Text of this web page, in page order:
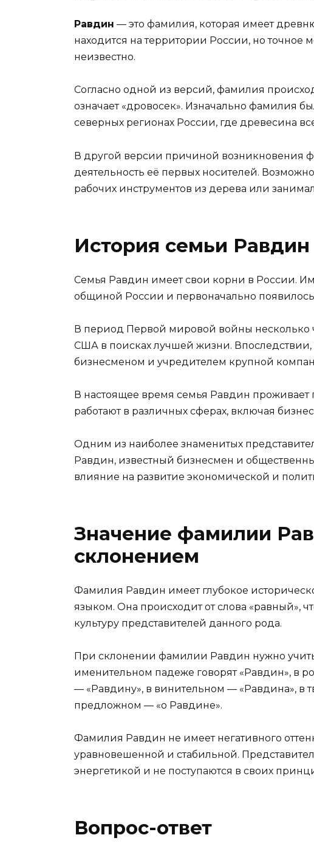
Равдин — это фамилия, которая имеет
находится на территории России, но точное
неизвестно.
Согласно одной из версий, фамилия
означает «дровосек». Изначально фамилия
северных регионах России, где древесина
В другой версии причиной возникновения
деятельность её первых носителей.
рабочих инструментов из дерева или
История семьи Равдин
Семья Равдин имеет свои корни в России.
общиной России и первоначально
В период Первой мировой войны
США в поисках лучшей жизни. Впоследствии,
бизнесменом и учредителем крупной
В настоящее время семья Равдин проживает
работают в различных сферах, включая
Одним из наиболее знаменитых
Равдин, известный бизнесмен и
влияние на развитие экономической и
Значение фамилии
склонением
Фамилия Равдин имеет глубокое
языком. Она происходит от слова «равный»,
культуру представителей данного рода.
При склонении фамилии Равдин нужно
именительном падеже говорят «Равдин», в
— «Равдину», в винительном — «Равдина», в
предложном — «о Равдине».
Фамилия Равдин не имеет негативного
уравновешенной и стабильной.
энергетикой и не поступаются в своих
Вопрос-ответ